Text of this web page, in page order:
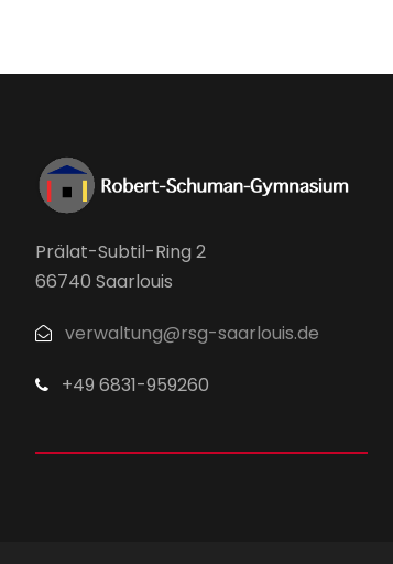
Prälat-Subtil-Ring 2
66740 Saarlouis
verwaltung@rsg-saarlouis.de
+49 6831-959260